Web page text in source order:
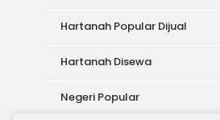
Hartanah Popular Dijual
Hartanah Disewa
Negeri Popular